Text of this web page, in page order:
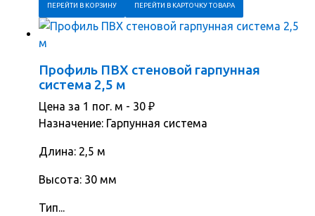
ПЕРЕЙТИ В КОРЗИНУ ПЕРЕЙТИ В КАРТОЧКУ ТОВАРА
Профиль ПВХ стеновой гарпунная
система 2,5 м
Цена за 1 пог. м - 30 ₽
Назначение: Гарпунная система
Длина: 2,5 м
Высота: 30 мм
Тип...